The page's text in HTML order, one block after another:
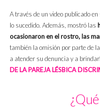
A través de un video publicado
lo sucedido. Además, mostró las
ocasionaron en el rostro, las
también la omisión por parte de
a atender su denuncia y a
DE LA PAREJA LÉSBICA